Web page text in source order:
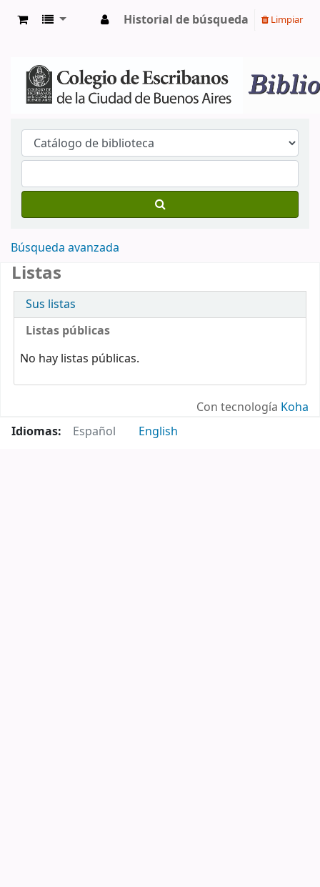
Historial de búsqueda Limpiar
Búsqueda avanzada
Listas
Sus listas
Listas públicas
No hay listas públicas.
Con tecnología Koha
Idiomas:
Español English